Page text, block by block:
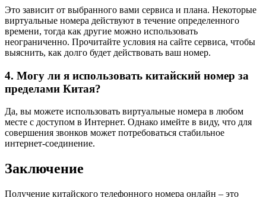
Это зависит от выбранного вами сервиса и плана. Некоторые
виртуальные номера действуют в течение определенного
времени, тогда как другие можно использовать
неограниченно. Прочитайте условия на сайте сервиса, чтобы
выяснить, как долго будет действовать ваш номер.
4. Могу ли я использовать китайский номер за
пределами Китая?
Да, вы можете использовать виртуальные номера в любом
месте с доступом в Интернет. Однако имейте в виду, что для
совершения звонков может потребоваться стабильное
интернет-соединение.
Заключение
Получение китайского телефонного номера онлайн – это